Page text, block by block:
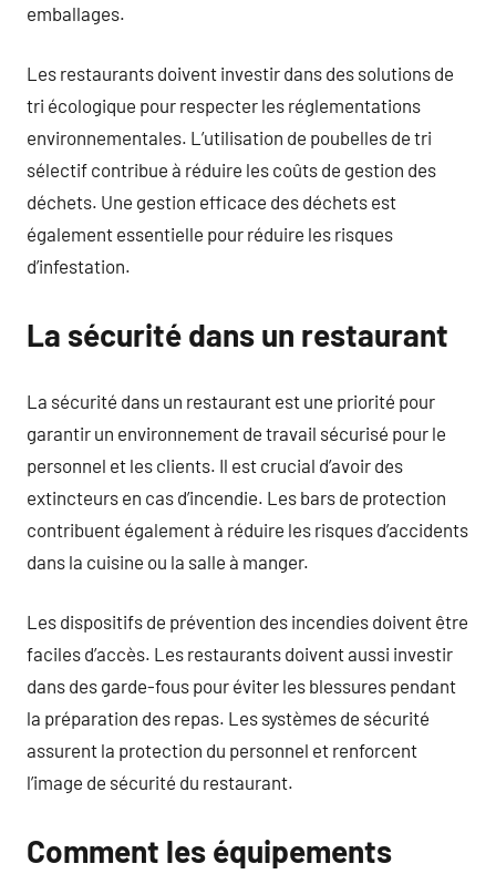
emballages.
Les restaurants doivent investir dans des solutions de
tri écologique pour respecter les réglementations
environnementales. L’utilisation de poubelles de tri
sélectif contribue à réduire les coûts de gestion des
déchets. Une gestion efficace des déchets est
également essentielle pour réduire les risques
d’infestation.
La sécurité dans un restaurant
La sécurité dans un restaurant est une priorité pour
garantir un environnement de travail sécurisé pour le
personnel et les clients. Il est crucial d’avoir des
extincteurs en cas d’incendie. Les bars de protection
contribuent également à réduire les risques d’accidents
dans la cuisine ou la salle à manger.
Les dispositifs de prévention des incendies doivent être
faciles d’accès. Les restaurants doivent aussi investir
dans des garde-fous pour éviter les blessures pendant
la préparation des repas. Les systèmes de sécurité
assurent la protection du personnel et renforcent
l’image de sécurité du restaurant.
Comment les équipements